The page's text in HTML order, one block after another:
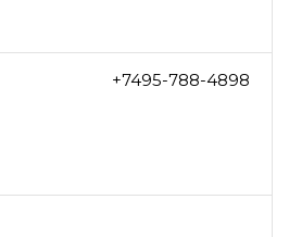
+7495-788-4898